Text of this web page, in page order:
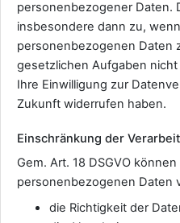
personenbezogener Daten.
insbesondere dann zu,
personenbezogenen Daten
gesetzlichen Aufgaben
Ihre Einwilligung zur
Zukunft widerrufen haben.
Einschränkung der
Gem. Art. 18 DSGVO
personenbezogenen Daten
die Richtigkeit der